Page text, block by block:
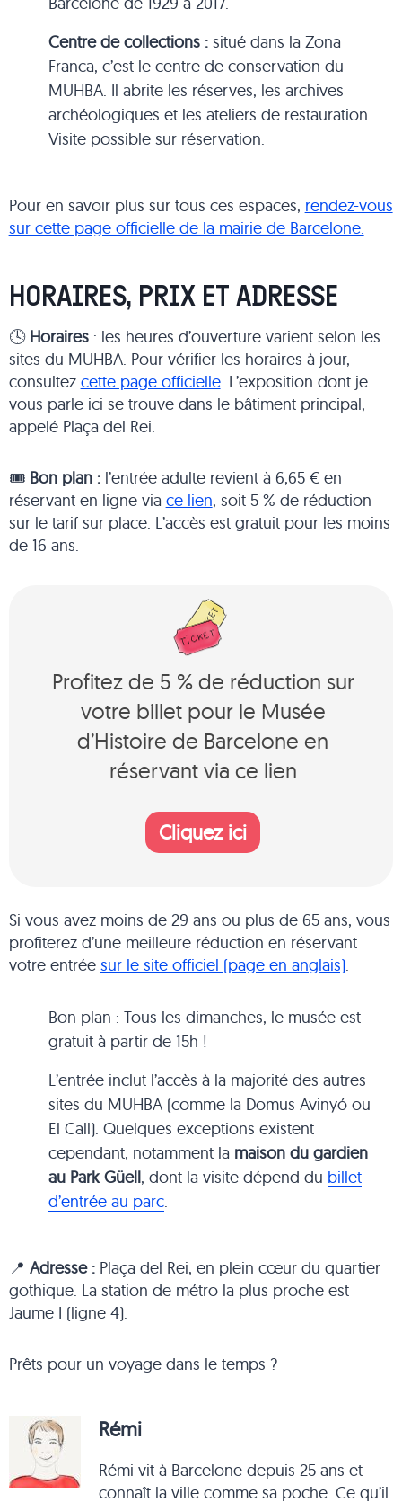
Centre de collections : situé dans la Zona
Franca, c’est le centre de conservation du
MUHBA. Il abrite les réserves, les archives
archéologiques et les ateliers de restauration.
Visite possible sur réservation.
Pour en savoir plus sur tous ces espaces, rendez-vous
sur cette page officielle de la mairie de Barcelone.
HORAIRES, PRIX ET ADRESSE
🕓 Horaires: les heures d’ouverture varient selon les
sites du MUHBA. Pour vérifier les horaires à jour,
consultez cette page officielle. L’exposition dont je
vous parle ici se trouve dans le bâtiment principal,
appelé Plaça del Rei.
🎟️ Bon plan :l’entrée adulte revient à 6,65 € en
réservant en ligne via ce lien, soit 5 % de réduction
sur le tarif sur place. L’accès est gratuit pour les moins
de 16 ans.
Profitez de 5 % de réduction sur
votre billet pour le Musée
d’Histoire de Barcelone en
réservant via ce lien
Cliquez ici
Si vous avez moins de 29 ans ou plus de 65 ans, vous
profiterez d’une meilleure réduction en réservant
votre entrée sur le site officiel (page en anglais).
Bon plan : Tous les dimanches, le musée est
gratuit à partir de 15h !
L’entrée inclut l’accès à la majorité des autres
sites du MUHBA (comme la Domus Avinyó ou
El Call). Quelques exceptions existent
cependant, notamment la maison du gardien
au Park Güell, dont la visite dépend du billet
d’entrée au parc
📍 Adresse :Plaça del Rei, en plein cœur du quartier
gothique. La station de métro la plus proche est
Jaume I (ligne 4).
Prêts pour un voyage dans le temps ?
Rémi
Rémi vit à Barcelone depuis 25 ans et
connaît la ville comme sa poche. Ce qu’il